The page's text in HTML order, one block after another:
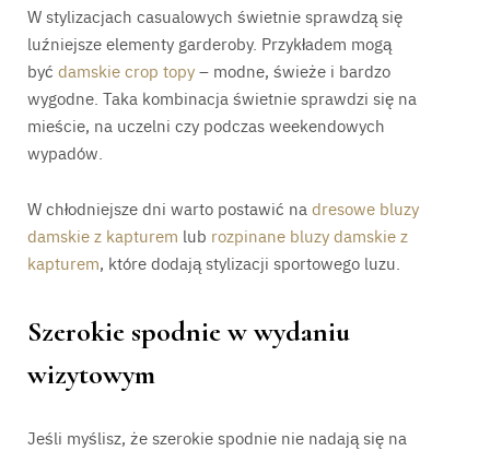
W stylizacjach casualowych świetnie sprawdzą się
luźniejsze elementy garderoby. Przykładem mogą
być damskie crop topy– modne, świeże i bardzo
wygodne. Taka kombinacja świetnie sprawdzi się na
mieście, na uczelni czy podczas weekendowych
wypadów.
W chłodniejsze dni warto postawić na dresowe bluzy
damskie z kapturem lub rozpinane bluzy damskie z
kapturem, które dodają stylizacji sportowego luzu.
Szerokie spodnie w wydaniu
wizytowym
Jeśli myślisz, że szerokie spodnie nie nadają się na